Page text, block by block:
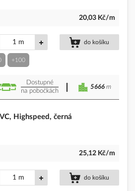
20,03 Kč/m
m do košíku
+100
Dostupné
na pobočkách
5666 m
Highspeed, černá
25,12 Kč/m
m do košíku